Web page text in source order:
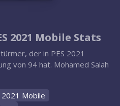
2021 Mobile Stats
der in PES 2021
von 94 hat. Mohamed Salah
2021 Mobile